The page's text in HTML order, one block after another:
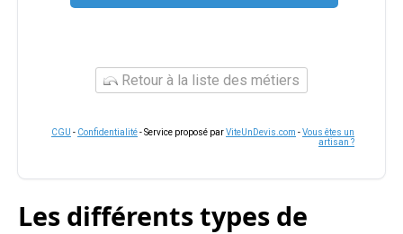
Retour à la liste des métiers
CGU - Confidentialité- Service proposé parViteUnDevis.com -Vous êtes un
artisan ?
Les différents types de